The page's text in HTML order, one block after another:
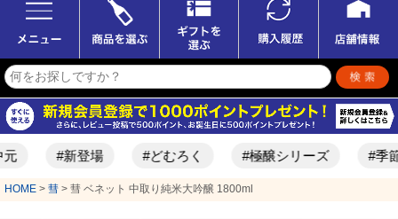
登場 #どむろく #極醸シリーズ #季節限定酒
HOME 彗 彗 ベネット 中取り純米大吟醸 1800ml